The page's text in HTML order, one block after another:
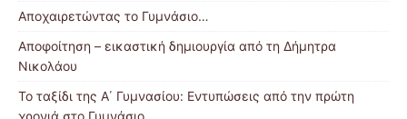
Αποχαιρετώντας το Γυμνάσιο…
Αποφοίτηση – εικαστική δημιουργία από τη Δήμητρα
Νικολάου
Το ταξίδι της Α΄ Γυμνασίου: Εντυπώσεις από την πρώτη